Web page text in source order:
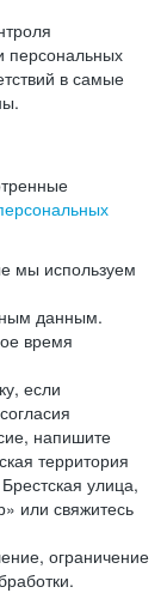
персональных
в самые
мы используем
данным.
время
если
напишите
территория
улица,
или свяжитесь
ограничение